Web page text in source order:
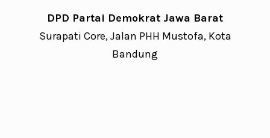
DPD Partai Demokrat Jawa Barat
Surapati Core, Jalan PHH Mustofa, Kota
Bandung